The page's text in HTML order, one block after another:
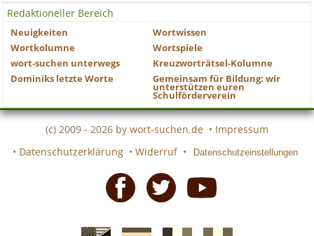
Redaktioneller Bereich
Neuigkeiten
Wortwissen
Wortkolumne
Wortspiele
wort-suchen unterwegs
Kreuzworträtsel-Kolumne
Dominiks letzte Worte
Gemeinsam für Bildung: wir
unterstützen euren
Schulförderverein
(c) 2009 - 2026 by wort-suchen.de • Impressum
• Datenschutzerklärung • Widerruf • Datenschutzeinstellungen